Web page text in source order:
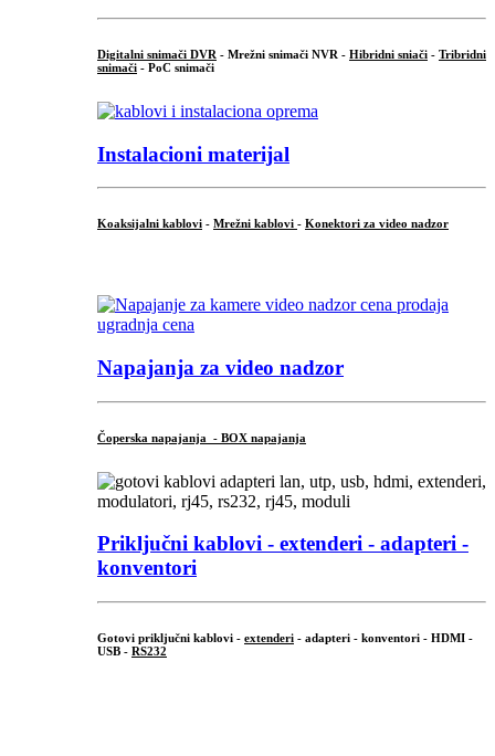
Digitalni snimači DVR - Mrežni snimači NVR - Hibridni sniači - Tribridni
snimači - PoC snimači
Instalacioni materijal
Koaksijalni kablovi - Mrežni kablovi - Konektori za video nadzor
Napajanja za video nadzor
Čoperska napajanja - BOX napajanja
Priključni kablovi - extenderi - adapteri -
konventori
Gotovi priključni kablovi - extenderi - adapteri - konventori - HDMI -
USB - RS232